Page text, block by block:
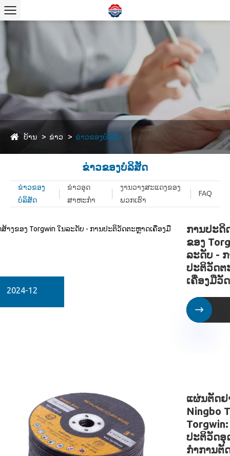
ບ້ານ ຂ່າວ ຂ່າວຂອງບໍລິສັດ
ຂ່າວຂອງບໍລິສັດ
ຂ່າວຂອງ
ບໍລິສັດ
ຂ່າວອຸດ
ສາຫະກໍາ
ງານວາງສະແດງຂອງ
ພວກເຮົາ
FAQ
2024-12
ການປະດິ
ຂອງ
ລະດັບ -
ປະຕິວັດຕ
ເຄື່ອງມືວັ

ແຜ່ນຕັດຢ
Ningbo
ປະຕິວັດອຸ
ກໍາການຕັ